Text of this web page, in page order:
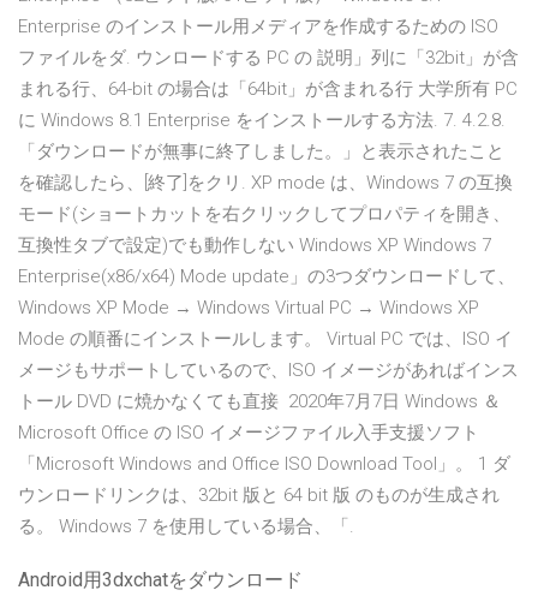
Enterprise のインストール用メディアを作成するための ISO
ファイルをダ. ウンロードする PC の 説明」列に「32bit」が含
まれる行、64-bit の場合は「64bit」が含まれる行 大学所有 PC
に Windows 8.1 Enterprise をインストールする方法. 7. 4.2.8.
「ダウンロードが無事に終了しました。」と表示されたこと
を確認したら、[終了]をクリ. XP mode は、Windows 7 の互換
モード(ショートカットを右クリックしてプロパティを開き、
互換性タブで設定)でも動作しない Windows XP Windows 7
Enterprise(x86/x64) Mode update」の3つダウンロードして、
Windows XP Mode → Windows Virtual PC → Windows XP
Mode の順番にインストールします。 Virtual PC では、ISO イ
メージもサポートしているので、ISO イメージがあればインス
トール DVD に焼かなくても直接 2020年7月7日 Windows ＆
Microsoft Office の ISO イメージファイル入手支援ソフト
「Microsoft Windows and Office ISO Download Tool」。 1 ダ
ウンロードリンクは、32bit 版と 64 bit 版 のものが生成され
る。 Windows 7 を使用している場合、「.
Android用3dxchatをダウンロード